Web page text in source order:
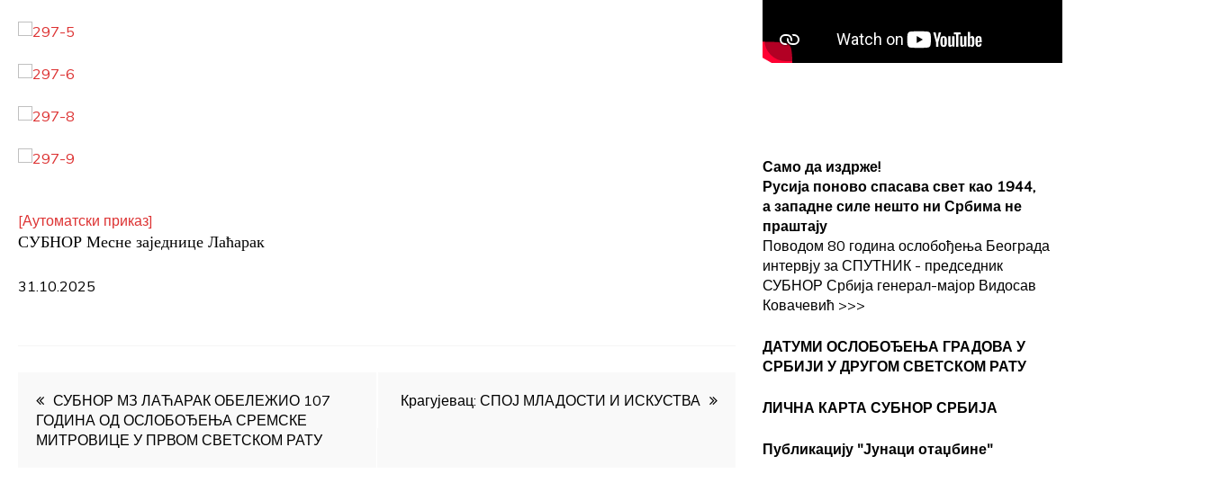
[Аутоматски приказ]
СУБНОР Месне заједнице Лаћарак
31.10.2025
Кретање
чланка
СУБНОР МЗ ЛАЋАРАК ОБЕЛЕЖИО 107
ГОДИНА ОД ОСЛОБОЂЕЊА СРЕМСКЕ
МИТРОВИЦЕ У ПРВОМ СВЕТСКОМ РАТУ
Крагујевац: СПОЈ МЛАДОСТИ И ИСКУСТВА
Само да издрже!
Русија поново спасава свет као 1944,
а западне силе нешто ни Србима не
праштају
Поводом 80 година ослобођења Београда
интервју за СПУТНИК - председник
СУБНОР Србија генерал-мајор Видосав
Ковачевић >>>
ДАТУМИ ОСЛОБОЂЕЊА ГРАДОВА У
СРБИЈИ У ДРУГОМ СВЕТСКОМ РАТУ
ЛИЧНА КАРТА СУБНОР СРБИЈА
Публикацију "Јунаци отаџбине"